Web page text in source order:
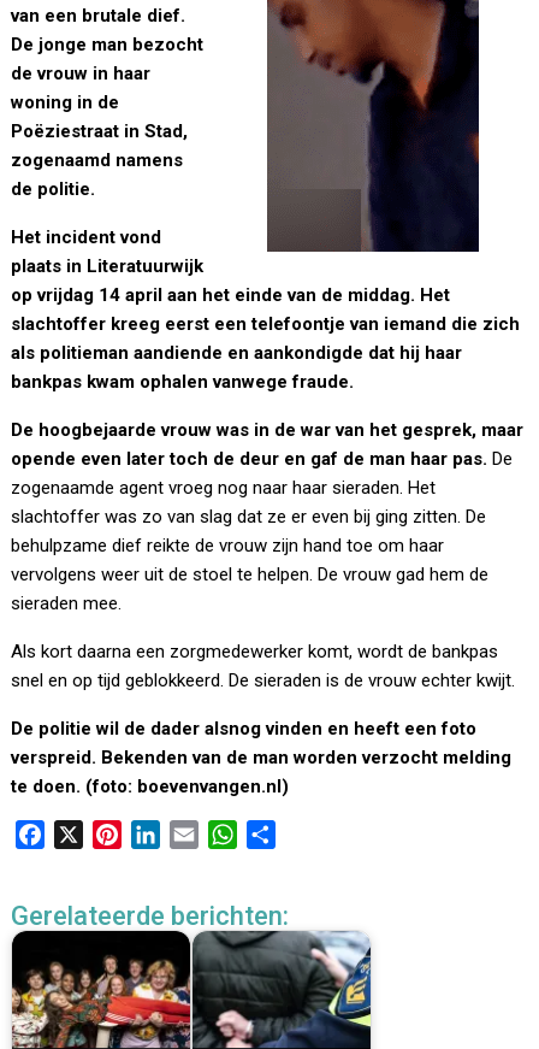
van een brutale dief.
De jonge man bezocht
de vrouw in haar
woning in de
Poëziestraat in Stad,
zogenaamd namens
de politie.
Het incident vond
plaats in Literatuurwijk
op vrijdag 14 april aan het einde van de middag. Het
slachtoffer kreeg eerst een telefoontje van iemand die zich
als politieman aandiende en aankondigde dat hij haar
bankpas kwam ophalen vanwege fraude.
De hoogbejaarde vrouw was in de war van het gesprek, maar
opende even later toch de deur en gaf de man haar pas. De
zogenaamde agent vroeg nog naar haar sieraden. Het
slachtoffer was zo van slag dat ze er even bij ging zitten. De
behulpzame dief reikte de vrouw zijn hand toe om haar
vervolgens weer uit de stoel te helpen. De vrouw gad hem de
sieraden mee.
Als kort daarna een zorgmedewerker komt, wordt de bankpas
snel en op tijd geblokkeerd. De sieraden is de vrouw echter kwijt.
De politie wil de dader alsnog vinden en heeft een foto
verspreid. Bekenden van de man worden verzocht melding
te doen. (foto: boevenvangen.nl)
e
o
o
k
t
r
e
s
k
d
I
n
i
l
W
t
s
A
p
p
e
n
Gerelateerde berichten: